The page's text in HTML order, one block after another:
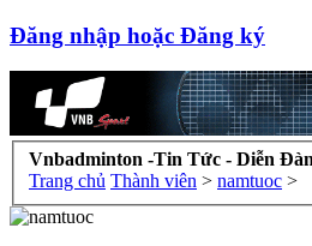
Đăng nhập hoặc Đăng ký
Vnbadminton -Tin Tức - Diễn
Trang chủ Thành viên > namtuoc >